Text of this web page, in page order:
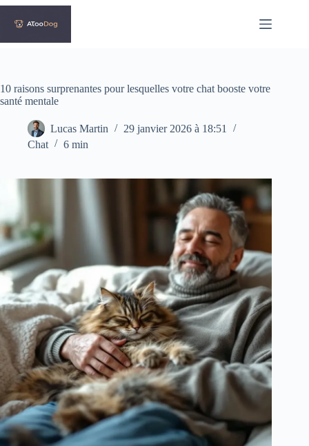
Passer
contenu
10 raisons surprenantes pour lesquelles votre chat booste votre
santé mentale
Lucas Martin
29 janvier 2026 à 18:51
Chat
6 min